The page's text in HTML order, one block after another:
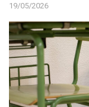
19/05/2026